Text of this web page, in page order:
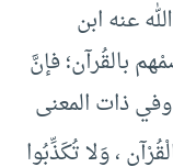
عنه ابن
بالقُرآن؛ فإنَّ
ذات المعنى
، وَلا تُكَذِّبُوا